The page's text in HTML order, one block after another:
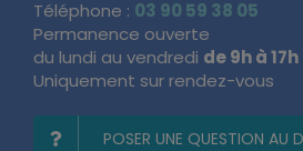
Téléphone : 03 90 59 38 05
Permanence ouverte
du lundi au vendredi de 9h à 17h
Uniquement sur rendez-vous
POSER UNE QUESTION AU